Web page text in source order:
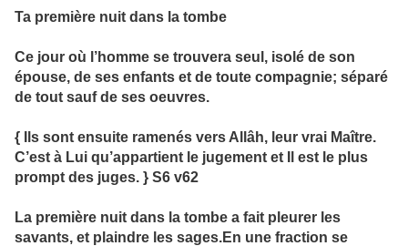
Ta première nuit dans la tombe
Ce jour où l’homme se trouvera seul, isolé de son
épouse, de ses enfants et de toute compagnie; séparé
de tout sauf de ses oeuvres.
{ Ils sont ensuite ramenés vers Allâh, leur vrai Maître.
C’est à Lui qu’appartient le jugement et Il est le plus
prompt des juges. } S6 v62
La première nuit dans la tombe a fait pleurer les
savants, et plaindre les sages.En une fraction se